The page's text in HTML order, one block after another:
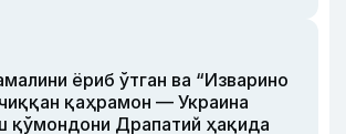
ёриб ўтган ва “Изварино
қаҳрамон — Украина
қўмондони Драпатий ҳақида